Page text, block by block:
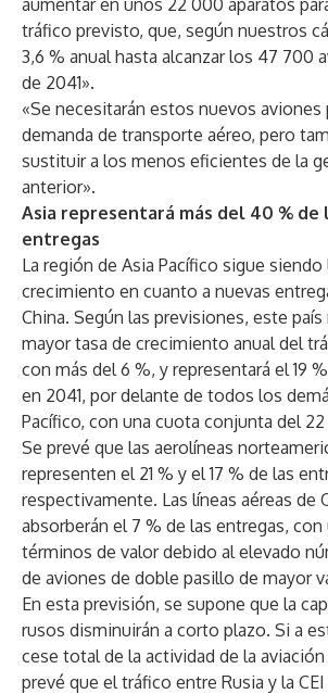
aumentar en unos 22 000 aparatos
tráfico previsto, que, según nuestros
3,6 % anual hasta alcanzar los 47 700
de 2041».
«Se necesitarán estos nuevos aviones
demanda de transporte aéreo, pero
sustituir a los menos eficientes de la
anterior».
Asia representará más del 40 % de
entregas
La región de Asia Pacífico sigue
crecimiento en cuanto a nuevas
China. Según las previsiones, este país
mayor tasa de crecimiento anual del
con más del 6 %, y representará el 19
en 2041, por delante de todos los
Pacífico, con una cuota conjunta del 22
Se prevé que las aerolíneas
representen el 21 % y el 17 % de las
respectivamente. Las líneas aéreas de
absorberán el 7 % de las entregas, con
términos de valor debido al elevado
de aviones de doble pasillo de mayor
En esta previsión, se supone que la
rusos disminuirán a corto plazo. Si a
cese total de la actividad de la
prevé que el tráfico entre Rusia y la